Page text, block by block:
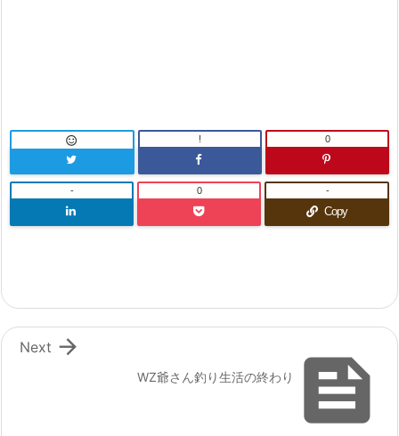
 ! 0
- 0
Copy
-

WZ爺さん釣り生活の終わり

Next